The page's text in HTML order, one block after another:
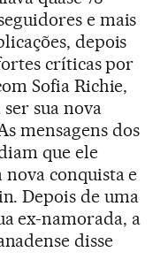
e mais
depois
críticas por
Sofia Richie,
sua nova
mensagens dos
que ele
nova conquista e
Depois de uma
ex-namorada, a
disse